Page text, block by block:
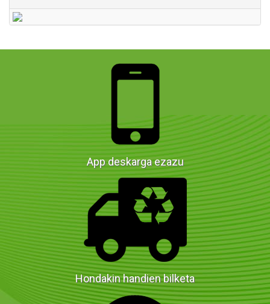
App deskarga ezazu
Hondakin handien bilketa